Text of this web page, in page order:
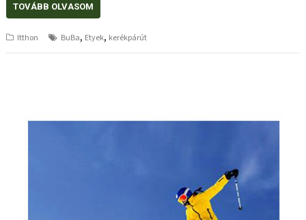
TOVÁBB OLVASOM
Itthon BuBa, Etyek, kerékpárút